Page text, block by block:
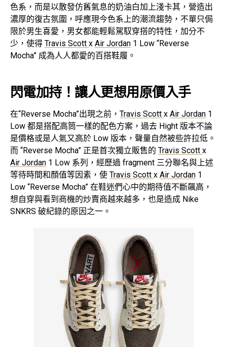
色系，而是以散發仿舊氣息的奶油白加上淺卡其，營造出
濃厚的復古氛圍，呼應現今色系上的潮流趨勢，不單只侷
限於男生喜愛，男女都能輕鬆駕馭穿搭的特性，加分不
少，使得 Travis Scott x Air Jordan 1 Low “Reverse
Mocha” 成為人人都愛的百搭鞋履。
閃電加持！讓人更想用原價入手
在“Reverse Mocha”出現之前， Travis Scott x Air Jordan 1
Low 都是搭配高筒一樣的配色方案，過去 Hight 版本不論
是價格或是人氣又高於 Low 版本，聲量自然被些許拉低。
而 “Reverse Mocha” 正是首次獨立販售的 Travis Scott x
Air Jordan 1 Low 系列，經歷過 fragment 三分聯名與上述
等待時間和顏值等因素，使 Travis Scott x Air Jordan 1
Low “Reverse Mocha” 在鞋迷們心中的期待值不斷飆高，
想自穿與看到商機的炒賣商越來越多，也是造成 Nike
SNKRS 破紀錄的原因之一。